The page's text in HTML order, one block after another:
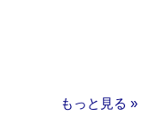
もっと見る »